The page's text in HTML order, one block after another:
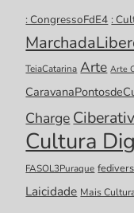
: CongressoFdE4 :
TeiaCatarina Arte Arte
Charge
Cultura
FASOL3Puraque
Laicidade Mais